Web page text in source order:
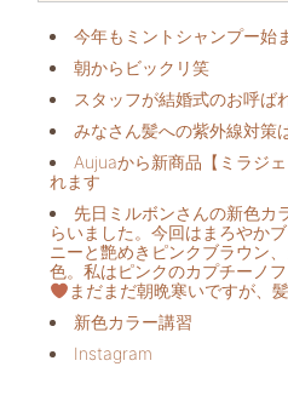
今年もミントシャンプー始
朝からビックリ️笑
スタッフが結婚式のお呼ば
みなさん髪への紫外線対策
Aujuaから新商品【ミラジ
れます
先日ミルボンさんの新色カ
らいました。今回はまろやか
ニーと艶めきピンクブラウン
色。私はピンクのカプチーノ
まだまだ朝晩寒いですが、
新色カラー講習
Instagram